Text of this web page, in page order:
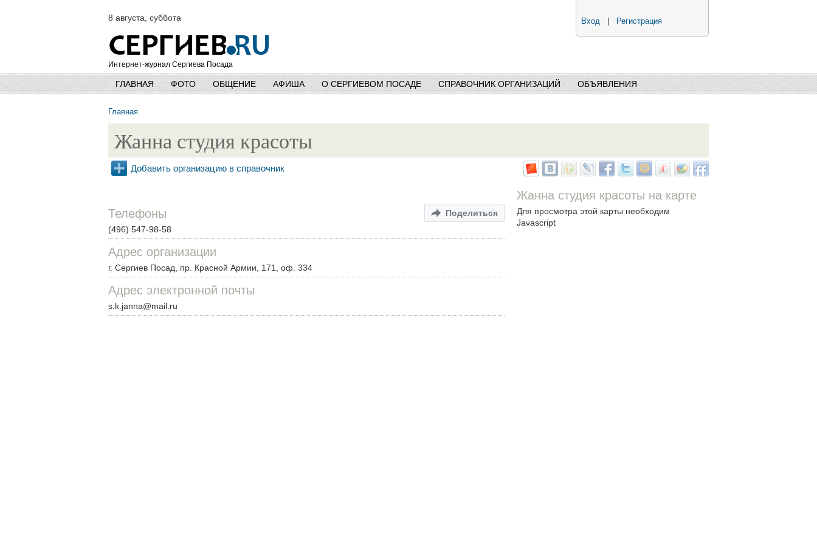
8 августа, суббота
Интернет-журнал Сергиева Посада
Вход Регистрация
ГЛАВНАЯ ФОТО ОБЩЕНИЕ АФИША О СЕРГИЕВОМ ПОСАДЕ СПРАВОЧНИК ОРГАНИЗАЦИЙ ОБЪЯВЛЕНИЯ
Главная
Жанна студия красоты
Добавить организацию в справочник
Поделиться
Телефоны
(496) 547-98-58
Адрес организации
г. Сергиев Посад, пр. Красной Армии, 171, оф. 334
Адрес электронной почты
s.k.janna@mail.ru
Жанна студия красоты на карте
Для просмотра этой карты необходим
Javascript